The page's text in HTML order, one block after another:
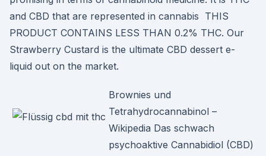
and CBD that are represented in cannabis THIS
PRODUCT CONTAINS LESS THAN 0.2% THC. Our
Strawberry Custard is the ultimate CBD dessert e-
liquid out on the market.
Brownies und
Tetrahydrocannabinol –
Wikipedia Das schwach
psychoaktive Cannabidiol (CBD)